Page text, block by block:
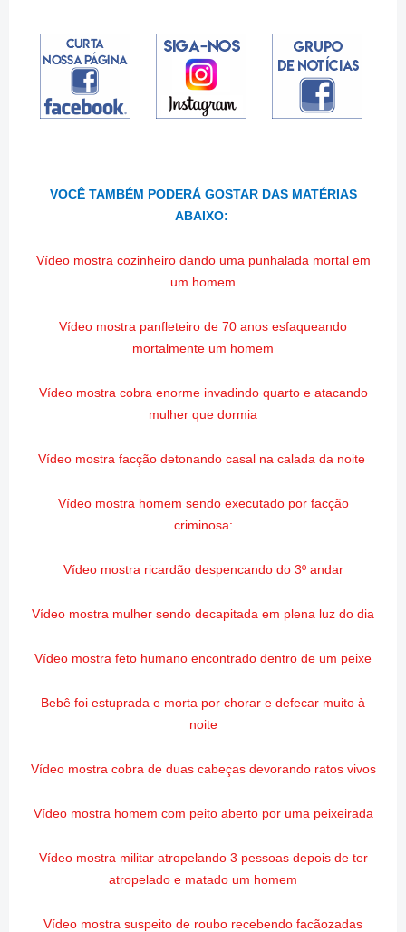
VOCÊ TAMBÉM PODERÁ GOSTAR DAS MATÉRIAS
ABAIXO:
Vídeo mostra cozinheiro dando uma punhalada mortal em
um homem
Vídeo mostra panfleteiro de 70 anos esfaqueando
mortalmente um homem
Vídeo mostra cobra enorme invadindo quarto e atacando
mulher que dormia
Vídeo mostra facção detonando casal na calada da noite
Vídeo mostra homem sendo executado por facção
criminosa:
Vídeo mostra ricardão despencando do 3º andar
Vídeo mostra mulher sendo decapitada em plena luz do dia
Vídeo mostra feto humano encontrado dentro de um peixe
Bebê foi estuprada e morta por chorar e defecar muito à
noite
Vídeo mostra cobra de duas cabeças devorando ratos vivos
Vídeo mostra homem com peito aberto por uma peixeirada
Vídeo mostra militar atropelando 3 pessoas depois de ter
atropelado e matado um homem
Vídeo mostra suspeito de roubo recebendo facãozadas